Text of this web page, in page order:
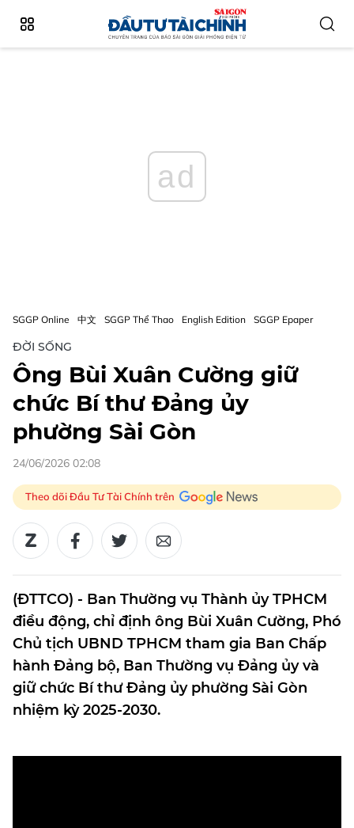
ad
SGGP Online 中文 SGGP Thể Thao English Edition SGGP Epaper
ĐỜI SỐNG
Ông Bùi Xuân Cường giữ
chức Bí thư Đảng ủy
phường Sài Gòn
24/06/2026 02:08
Theo dõi Đầu Tư Tài Chính trên
(ĐTTCO) - Ban Thường vụ Thành ủy TPHCM
điều động, chỉ định ông Bùi Xuân Cường, Phó
Chủ tịch UBND TPHCM tham gia Ban Chấp
hành Đảng bộ, Ban Thường vụ Đảng ủy và
giữ chức Bí thư Đảng ủy phường Sài Gòn
nhiệm kỳ 2025-2030.